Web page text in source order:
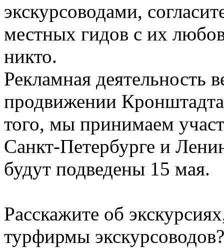
экскурсоводами,
местных гидов с их
никто.
Рекламная деятельность
продвижении
того, мы принимаем
Санкт-Петербурге и
будут подведены 15 мая.
Расскажите об
турфирмы экскурсоводов?